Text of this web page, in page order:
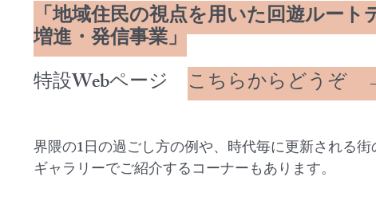
「地域住民の視点を用いた回遊ルー
増進・発信事業」
特設Webページ こちらからどうぞ
界隈の1日の過ごし方の例や、時代毎に更新される
ギャラリーでご紹介するコーナーもあります。